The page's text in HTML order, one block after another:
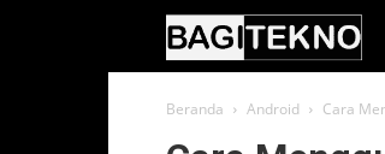
Beranda Android Cara